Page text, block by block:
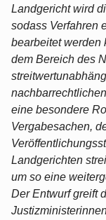
Landgericht wird
sodass Verfahren
bearbeitet werden
dem Bereich des
eine besondere
Vergabesachen,
Landgerichten
um so eine
Der Entwurf greift